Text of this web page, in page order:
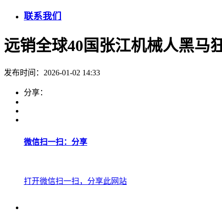
联系我们
远销全球40国张江机械人黑马
发布时间：2026-01-02 14:33
分享：
微信扫一扫：分享
打开微信扫一扫，分享此网站